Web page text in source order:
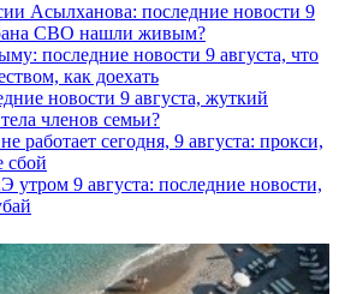
Асылханова: последние новости 9
СВО нашли живым?
последние новости 9 августа, что
как доехать
новости 9 августа, жуткий
членов семьи?
работает сегодня, 9 августа: прокси,
сбой
утром 9 августа: последние новости,